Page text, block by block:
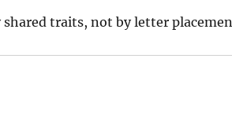
shared traits, not by letter